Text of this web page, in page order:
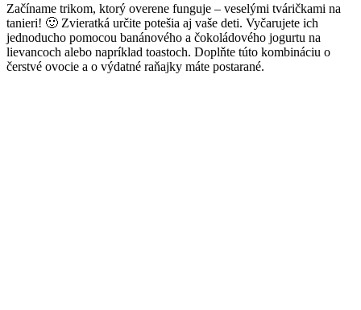
Začíname trikom, ktorý overene funguje – veselými tváričkami na
tanieri! 🙂 Zvieratká určite potešia aj vaše deti. Vyčarujete ich
jednoducho pomocou banánového a čokoládového jogurtu na
lievancoch alebo napríklad toastoch. Doplňte túto kombináciu o
čerstvé ovocie a o výdatné raňajky máte postarané.